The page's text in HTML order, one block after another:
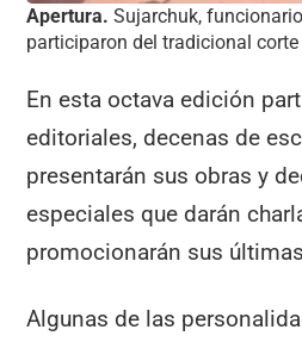
Apertura. Sujarchuk,
participaron del tradicional
En esta octava edición
editoriales, decenas de
presentarán sus obras y
especiales que darán
promocionarán sus
Algunas de las